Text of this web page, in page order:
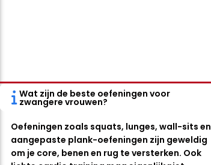
Wat zijn de beste oefeningen voor
zwangere vrouwen?
Oefeningen zoals squats, lunges, wall-sits en
aangepaste plank-oefeningen zijn geweldig
om je core, benen en rug te versterken. Ook